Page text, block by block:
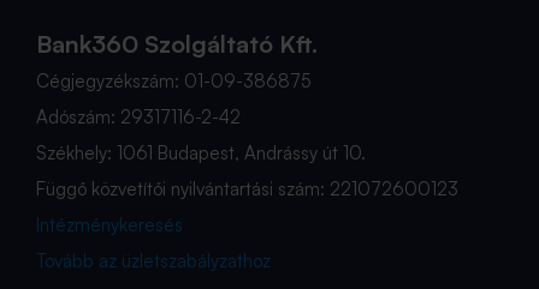
Bank360 Szolgáltató Kft.
Cégjegyzékszám: 01-09-386875
Adószám: 29317116-2-42
Székhely: 1061 Budapest, Andrássy út 10.
Függő közvetítői nyilvántartási szám: 221072600123
Intézménykeresés
Tovább az üzletszabályzathoz